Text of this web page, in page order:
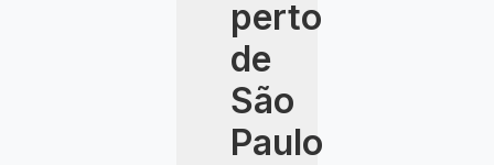
perto
de
São
Paulo